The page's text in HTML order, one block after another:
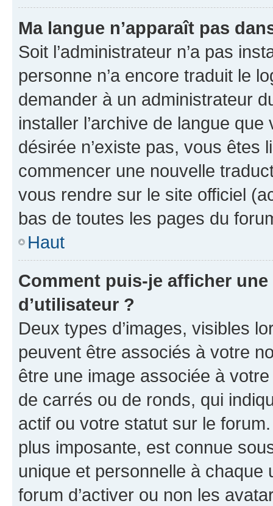
Ma langue n’apparaît pas
Soit l’administrateur n’a pas
personne n’a encore traduit le
demander à un administrateur
installer l’archive de langue
désirée n’existe pas, vous êtes
commencer une nouvelle
vous rendre sur le site officiel
bas de toutes les pages du
Haut
Comment puis-je afficher
d’utilisateur ?
Deux types d’images, visibles
peuvent être associés à votre
être une image associée à
de carrés ou de ronds, qui
actif ou votre statut sur le
plus imposante, est connue
unique et personnelle à chaque
forum d’activer ou non les